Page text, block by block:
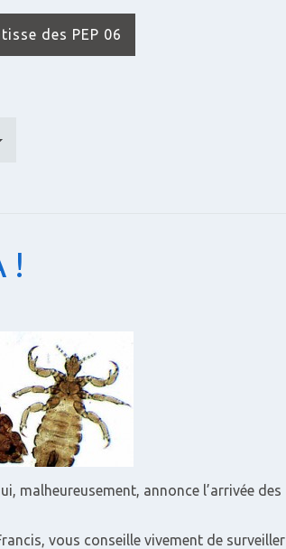
des PEP 06
!
malheureusement, annonce l’arrivée des
vous conseille vivement de surveiller